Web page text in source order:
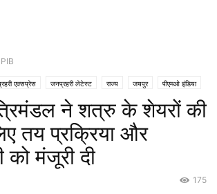
PIB
एक्सप्रेस जनप्रहरी लेटेस्ट राज्य जयपुर पीएमओ इंडिया
ने शत्रु के शेयरों की
तय प्रक्रिया और
को मंजूरी दी
175